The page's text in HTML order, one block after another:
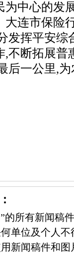
中心的发
连市保险
发挥平安综
不断拓展普
后一公里,
的所有新闻稿
单位及个人
新闻稿件和